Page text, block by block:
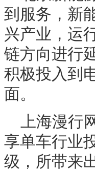
到服务，新
兴产业，运
链方向进行
积极投入到
面。
上海漫行
享单车行业
级，所带来